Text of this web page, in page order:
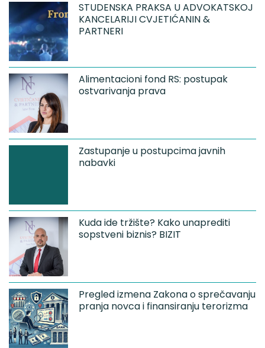
STUDENSKA PRAKSA U ADVOKATSKOJ
KANCELARIJI CVJETIĆANIN &
PARTNERI
Alimentacioni fond RS: postupak
ostvarivanja prava
Zastupanje u postupcima javnih
nabavki
Kuda ide tržište? Kako unaprediti
sopstveni biznis? BIZIT
Pregled izmena Zakona o sprečavanju
pranja novca i finansiranju terorizma